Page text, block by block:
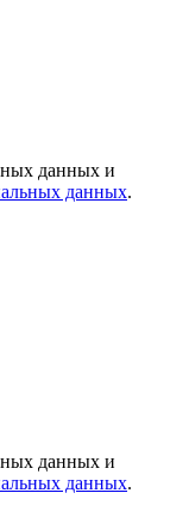
данных и
данных.
данных и
данных.